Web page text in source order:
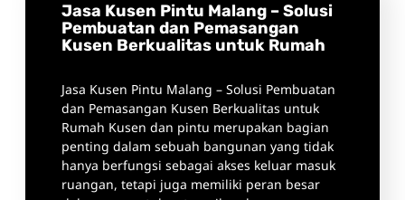
Jasa Kusen Pintu Malang – Solusi
Pembuatan dan Pemasangan
Kusen Berkualitas untuk Rumah
Jasa Kusen Pintu Malang – Solusi Pembuatan
dan Pemasangan Kusen Berkualitas untuk
Rumah Kusen dan pintu merupakan bagian
penting dalam sebuah bangunan yang tidak
hanya berfungsi sebagai akses keluar masuk
ruangan, tetapi juga memiliki peran besar